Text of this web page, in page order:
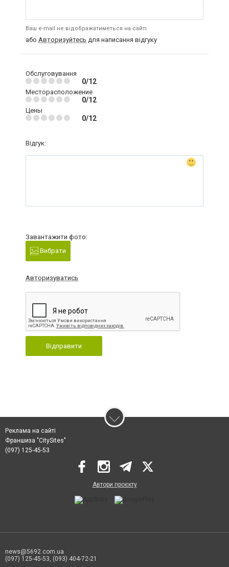
Ваш e-mail не відображатиметься на сайті
або Авторизуйтесь для написання відгуку
Обслуговування
0/12
Месторасположение
0/12
Цены
0/12
Відгук:
Завантажити фото:
Вибрати
Авторизуватись
Відправити
Реклама на сайті
Франшиза "CitySites"
(097) 125-45-53
Автори проєкту
news@5692.com.ua
(097) 125-45-53, (093) 404-72-21